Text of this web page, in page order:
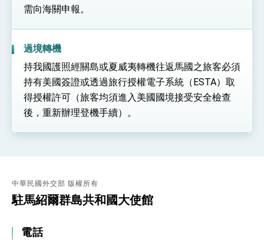
我國政府將在美國亞利桑納州設立「駐鳳凰城辦
事處」，進一步深化台美交流合作
需向海關申報。
過境轉機
持我國護照經關島或夏威夷轉機往返馬國之旅客必須
持有美國簽證或透過旅行授權電子系統（ESTA）取
得授權許可（旅客均須進入美國國境接受安全檢查
後，重新辦理登機手續）。
中華民國外交部 版權所有
駐馬紹爾群島共和國大使館
電話